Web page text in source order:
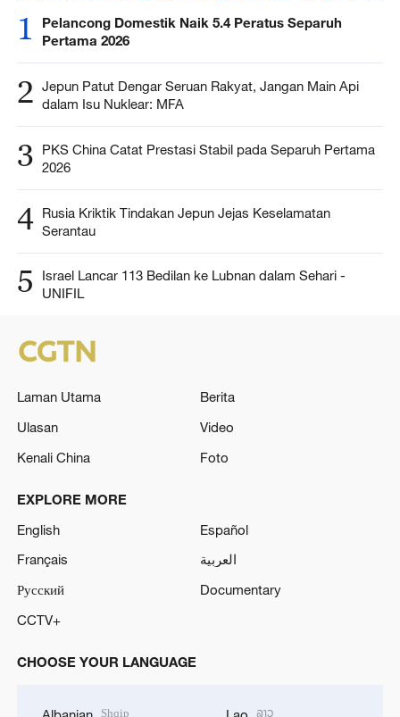
1
Pelancong Domestik Naik 5.4 Peratus Separuh
Pertama 2026
2 Jepun Patut Dengar Seruan Rakyat, Jangan Main Api
dalam Isu Nuklear: MFA
3
PKS China Catat Prestasi Stabil pada Separuh Pertama
2026
4 Rusia Kriktik Tindakan Jepun Jejas Keselamatan
Serantau
5
Israel Lancar 113 Bedilan ke Lubnan dalam Sehari -
UNIFIL
Laman Utama
Berita
Ulasan
Video
Kenali China
Foto
EXPLORE MORE
English
Español
Français
العربية
Русский
Documentary
CCTV+
CHOOSE YOUR LANGUAGE